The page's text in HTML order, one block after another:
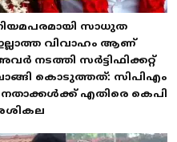
സാധുത
വിവാഹം ആണ്
നടത്തി സർട്ടിഫിക്കറ്റ്
കൊടുത്തത്: സിപിഎം
എതിരെ കെപി